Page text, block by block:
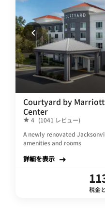
Courtyard by
Center
4 (1041 レビュー)
A newly renovated
amenities and rooms
詳細を表示
税金